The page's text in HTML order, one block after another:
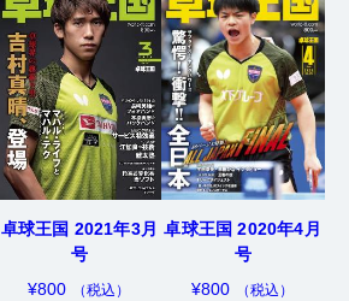
卓球王国 2021年3月
号
¥800 （税込）
卓球王国 2020年4月
号
¥800 （税込）